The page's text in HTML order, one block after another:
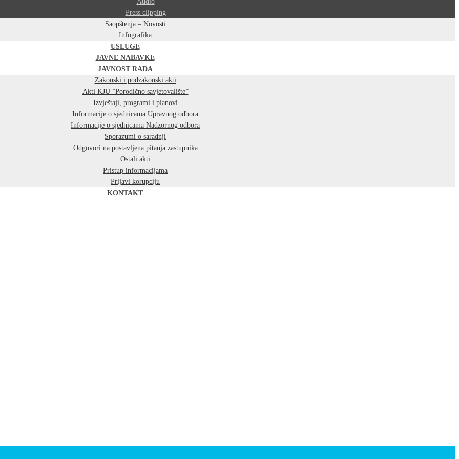
Press clipping
Saopštenja – Novosti
Infografika
USLUGE
JAVNE NABAVKE
JAVNOST RADA
Zakonski i podzakonski akti
Akti KJU ”Porodično savjetovalište”
Izvještaji, programi i planovi
Informacije o sjednicama Upravnog odbora
Informacije o sjednicama Nadzornog odbora
Sporazumi o saradnji
Odgovori na postavljena pitanja zastupnika
Ostali akti
Pristup informacijama
Prijavi korupciju
KONTAKT